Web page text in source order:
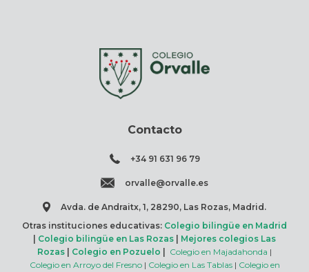
Contacto
+34 91 631 96 79
orvalle@orvalle.es
Avda. de Andraitx, 1, 28290, Las Rozas, Madrid.
Otras instituciones educativas: Colegio bilingüe en Madrid
Colegio bilingüe en Las Rozas
Mejores colegios Las
Rozas
Colegio en Pozuelo Colegio en Majadahonda |
Colegio en Arroyo del Fresno| Colegio en Las Tablas| Colegio en